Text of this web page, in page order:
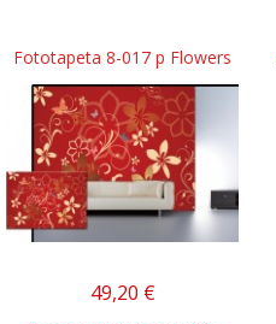
Fototapeta 8-017 p Flowers
49,20 €